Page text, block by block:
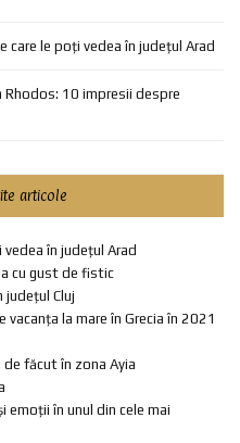
care le poți vedea în județul Arad
Rhodos: 10 impresii despre
articole
în județul Arad
cu gust de fistic
județul Cluj
la mare în Grecia în 2021
de făcut în zona Ayia
emoții în unul din cele mai